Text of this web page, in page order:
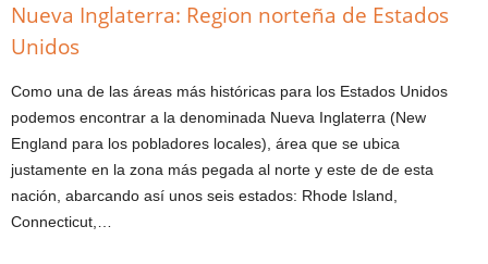
Nueva Inglaterra: Region norteña de Estados
Unidos
Como una de las áreas más históricas para los Estados Unidos
podemos encontrar a la denominada Nueva Inglaterra (New
England para los pobladores locales), área que se ubica
justamente en la zona más pegada al norte y este de de esta
nación, abarcando así unos seis estados: Rhode Island,
Connecticut,…